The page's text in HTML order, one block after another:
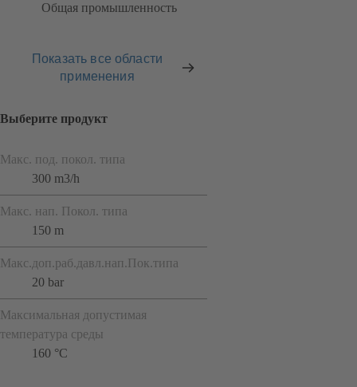
Общая промышленность
Показать все области
применения
Выберите продукт
Макс. под. покол. типа
300 m3/h
Макс. нап. Покол. типа
150 m
Макс.доп.раб.давл.нап.Пок.типа
20 bar
Максимальная допустимая
температура среды
160 °C